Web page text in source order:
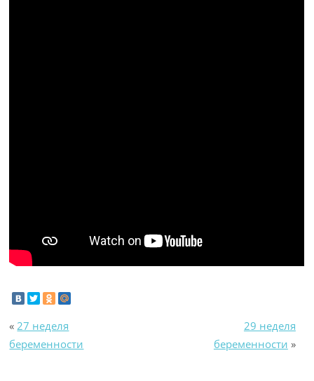
« 27 неделя
беременности
29 неделя
беременности »